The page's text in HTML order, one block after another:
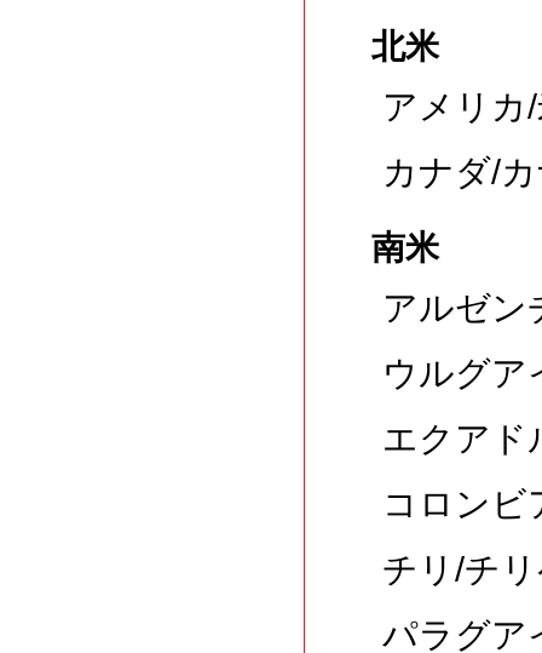
北米
アメリカ
カナダ/
南米
アルゼン
ウルグア
エクアド
コロンビ
チリ/チ
パラグア